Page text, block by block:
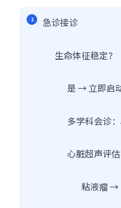
1 急诊接诊
生命体征稳定？
是 → 立即启
多学科会诊
心脏超声评
粘液瘤 →